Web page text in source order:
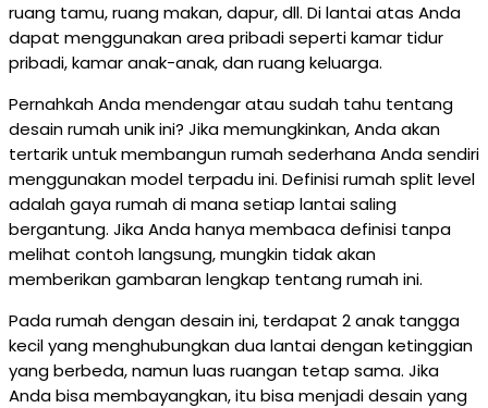
ruang tamu, ruang makan, dapur, dll. Di lantai atas Anda
dapat menggunakan area pribadi seperti kamar tidur
pribadi, kamar anak-anak, dan ruang keluarga.
Pernahkah Anda mendengar atau sudah tahu tentang
desain rumah unik ini? Jika memungkinkan, Anda akan
tertarik untuk membangun rumah sederhana Anda sendiri
menggunakan model terpadu ini. Definisi rumah split level
adalah gaya rumah di mana setiap lantai saling
bergantung. Jika Anda hanya membaca definisi tanpa
melihat contoh langsung, mungkin tidak akan
memberikan gambaran lengkap tentang rumah ini.
Pada rumah dengan desain ini, terdapat 2 anak tangga
kecil yang menghubungkan dua lantai dengan ketinggian
yang berbeda, namun luas ruangan tetap sama. Jika
Anda bisa membayangkan, itu bisa menjadi desain yang